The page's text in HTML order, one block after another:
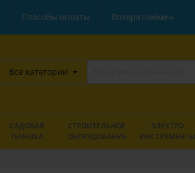
Способы оплаты Возврат/обмен
Все категории
САДОВАЯ
ТЕХНИКА
СТРОИТЕЛЬНОЕ
ОБОРУДОВАНИЕ
ЭЛЕКТРО
ИНСТРУМЕНТЫ